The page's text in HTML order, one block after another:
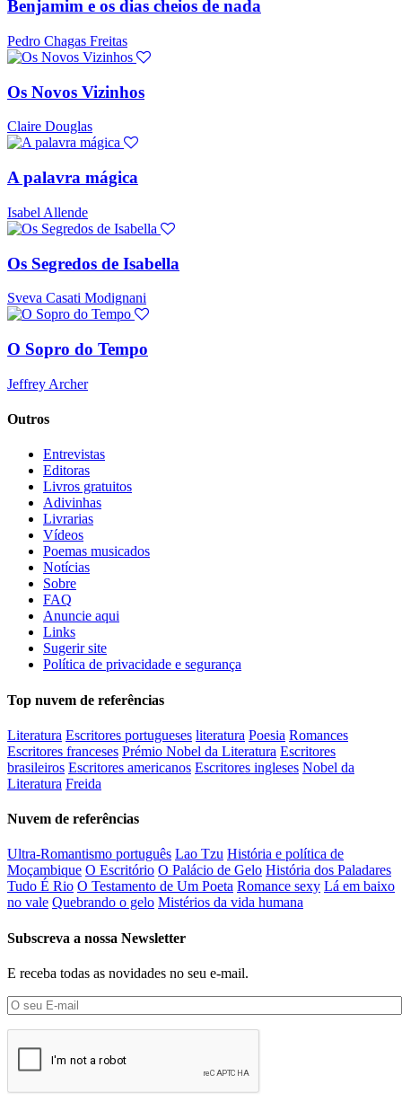
Benjamim e os dias cheios de nada
Pedro Chagas Freitas
Os Novos Vizinhos
Claire Douglas
A palavra mágica
Isabel Allende
Os Segredos de Isabella
Sveva Casati Modignani
O Sopro do Tempo
Jeffrey Archer
Outros
Entrevistas
Editoras
Livros gratuitos
Adivinhas
Livrarias
Vídeos
Poemas musicados
Notícias
Sobre
FAQ
Anuncie aqui
Links
Sugerir site
Política de privacidade e segurança
Top nuvem de referências
Literatura Escritores portugueses literatura Poesia Romances
Escritores franceses Prémio Nobel da Literatura Escritores
brasileiros Escritores americanos Escritores ingleses Nobel da
Literatura Freida
Nuvem de referências
Ultra-Romantismo português Lao Tzu História e política de
Moçambique O Escritório O Palácio de Gelo História dos Paladares
Tudo É Rio O Testamento de Um Poeta Romance sexy Lá em baixo
no vale Quebrando o gelo Mistérios da vida humana
Subscreva a nossa Newsletter
E receba todas as novidades no seu e-mail.